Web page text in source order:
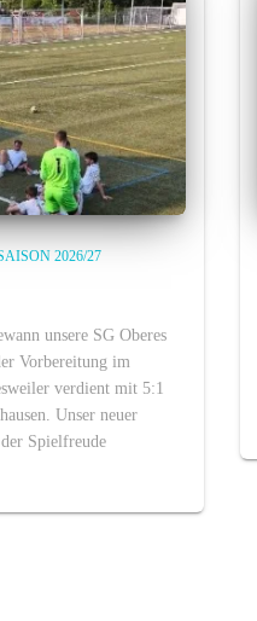
2026/27
unsere SG Oberes
Vorbereitung im
verdient mit 5:1
Unser neuer
Spielfreude